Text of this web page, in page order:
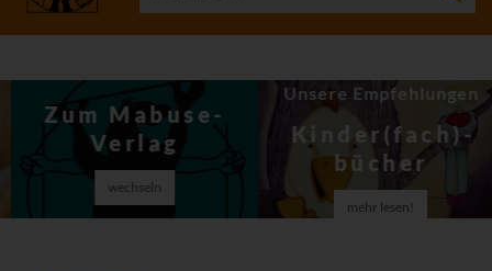
Zum Mabuse-
Verlag
wechseln
Unsere Empfehlungen
Kinder(fach)­
bücher
mehr lesen!